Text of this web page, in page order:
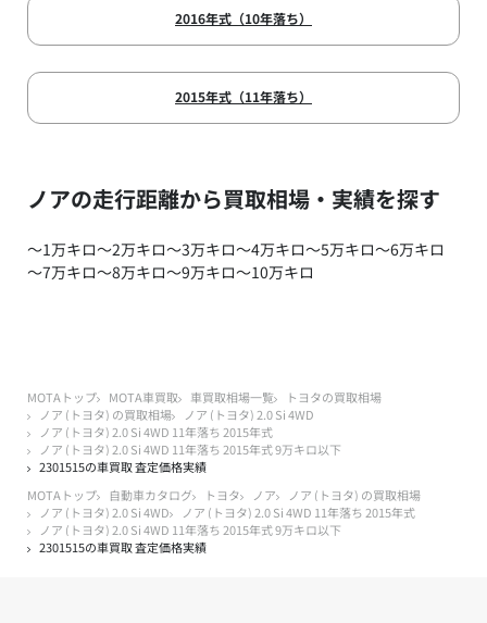
2016年式（10年落ち）
2015年式（11年落ち）
ノアの走行距離から買取相場・実績を探す
～1万キロ～2万キロ～3万キロ～4万キロ～5万キロ～6万キロ
～7万キロ～8万キロ～9万キロ～10万キロ
MOTAトップ MOTA車買取 車買取相場一覧
トヨタの買取相場
ノア (トヨタ) の買取相場
ノア (トヨタ) 2.0 Si 4WD
ノア (トヨタ) 2.0 Si 4WD 11年落ち 2015年式
ノア (トヨタ) 2.0 Si 4WD 11年落ち 2015年式 9万キロ以下
2301515の車買取 査定価格実績
MOTAトップ
自動車カタログ トヨタ ノア
ノア (トヨタ) の買取相場
ノア (トヨタ) 2.0 Si 4WD
ノア (トヨタ) 2.0 Si 4WD 11年落ち 2015年式
ノア (トヨタ) 2.0 Si 4WD 11年落ち 2015年式 9万キロ以下
2301515の車買取 査定価格実績